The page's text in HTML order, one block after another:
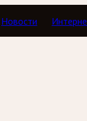
Новости